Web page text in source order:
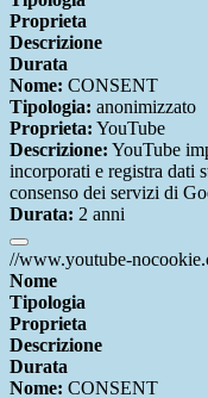
Proprieta
Descrizione
Durata
Nome: CONSENT
Tipologia: anonimizzato
Proprieta: YouTube
Descrizione: YouTube
incorporati e registra dati
consenso dei servizi di
Durata: 2 anni
//www.youtube-
Nome
Tipologia
Proprieta
Descrizione
Durata
Nome: CONSENT